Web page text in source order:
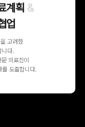
계획 &
업
고려한
니다.
의료진이
도출합니다.